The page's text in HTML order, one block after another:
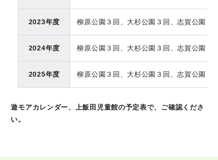
2023年度 柳原公園３回、大杉公園３回、志賀公園
2024年度 柳原公園３回、大杉公園３回、志賀公園
2025年度 柳原公園３回、大杉公園３回、志賀公園
遊モアカレンダー、上飯田児童館の予定表で、ご確認くださ
い。